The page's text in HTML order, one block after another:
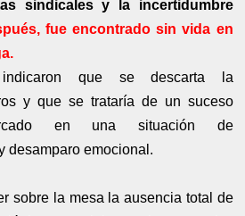
sindicales y la incertidumbre
fue encontrado sin vida en
indicaron que se descarta la
y que se trataría de un suceso
en una situación de
desamparo emocional.
sobre la mesa la ausencia total de